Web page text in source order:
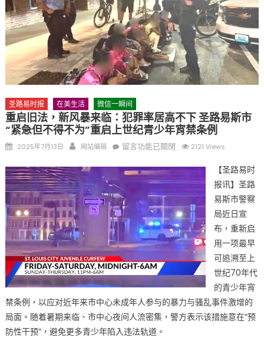
筝声与琴韵交汇：刘励(Li Statler)与钢琴家Darek演绎一场古筝
与钢琴的精彩对话
圣路易时报 在美生活 微信一瞬间
重启旧法，新风暴来临：犯罪率居高不下 圣路易斯市
“紧急但不得不为”重启上世纪青少年宵禁条例
Posted
2025年7月13日 Author
网站编辑
在
启
法，
新
风
暴
临：
犯
率
居
高
留言功能已關閉 2121 Views
【圣路易时
报讯】圣路
易斯市警察
局近日宣
布，重新启
用一项最早
可追溯至上
世纪70年代
的青少年宵
禁条例，以应对近年来市中心未成年人参与的暴力与骚乱事件激增的
局面。随着暑期来临、市中心夜间人流密集，警方表示该措施意在“预
防性干预”，避免更多青少年陷入违法轨道。